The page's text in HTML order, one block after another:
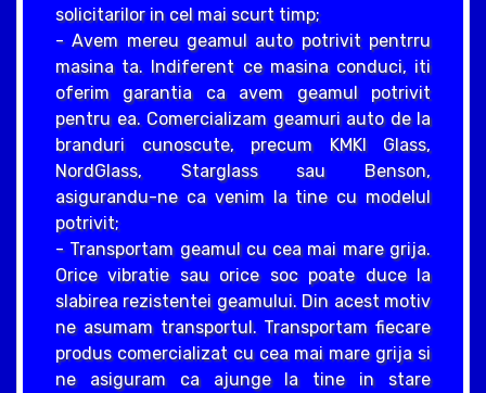
solicitarilor in cel mai scurt timp;
- Avem mereu geamul auto potrivit pentrru
masina ta. Indiferent ce masina conduci, iti
oferim garantia ca avem geamul potrivit
pentru ea. Comercializam geamuri auto de la
branduri cunoscute, precum KMKI Glass,
NordGlass, Starglass sau Benson,
asigurandu-ne ca venim la tine cu modelul
potrivit;
- Transportam geamul cu cea mai mare grija.
Orice vibratie sau orice soc poate duce la
slabirea rezistentei geamului. Din acest motiv
ne asumam transportul. Transportam fiecare
produs comercializat cu cea mai mare grija si
ne asiguram ca ajunge la tine in stare